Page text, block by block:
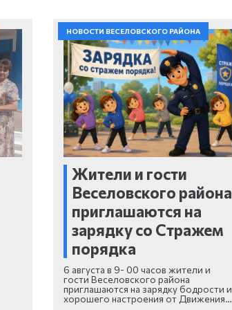
НОВОСТИ ВЕСЕЛОВСКОГО РАЙОНА
Жители и гости
Веселовского района
приглашаются на
зарядку со Стражем
порядка
6 августа в 9- 00 часов жители и
гости Веселовского района
приглашаются на зарядку бодрости и
хорошего настроения от Движения…